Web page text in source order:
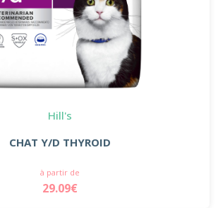
Hill's
CHAT Y/D THYROID
à partir de
29.09€